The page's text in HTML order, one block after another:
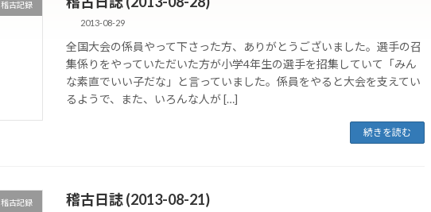
稽古記録
2013-08-29
全国大会の係員やって下さった方、ありがとうございました。選手の召
集係りをやっていただいた方が小学4年生の選手を招集していて「みん
な素直でいい子だな」と言っていました。係員をやると大会を支えてい
るようで、また、いろんな人が […]
続きを読む
稽古記録 稽古日誌 (2013-08-21)